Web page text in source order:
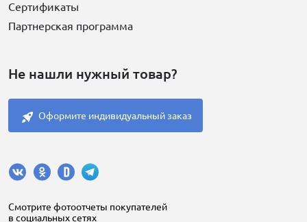
Сертификаты
Партнерская программа
Не нашли нужный товар?
Оформите индивидуальный заказ
Cмотрите фотоотчеты покупателей
в социальных сетях